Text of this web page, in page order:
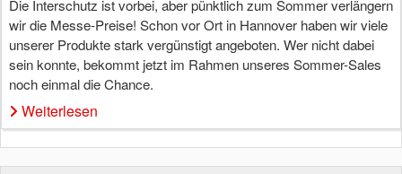
Die Interschutz ist vorbei, aber pünktlich zum Sommer verlängern
wir die Messe-Preise! Schon vor Ort in Hannover haben wir viele
unserer Produkte stark vergünstigt angeboten. Wer nicht dabei
sein konnte, bekommt jetzt im Rahmen unseres Sommer-Sales
noch einmal die Chance.
Weiterlesen